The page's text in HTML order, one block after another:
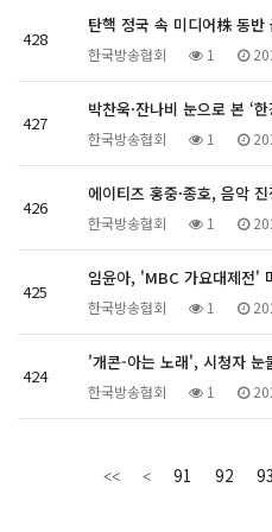
428
탄핵 정국 속 미디어株 동
한국방송협회 1
427
박찬욱·잔나비 눈으로 본 ‘
한국방송협회 1
426
에이티즈 홍중·종호, 음악
한국방송협회 1
425
임윤아, 'MBC 가요대제전
한국방송협회 1
424
'개콘-아는 노래', 시청자
한국방송협회 1
91 92 93